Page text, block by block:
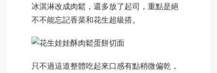
冰淇淋改成肉鬆，還多放了起司，重點是絕
不不能忘記香菜和花生超級搭。
只不過這道整體吃起來口感有點稍微偏乾，